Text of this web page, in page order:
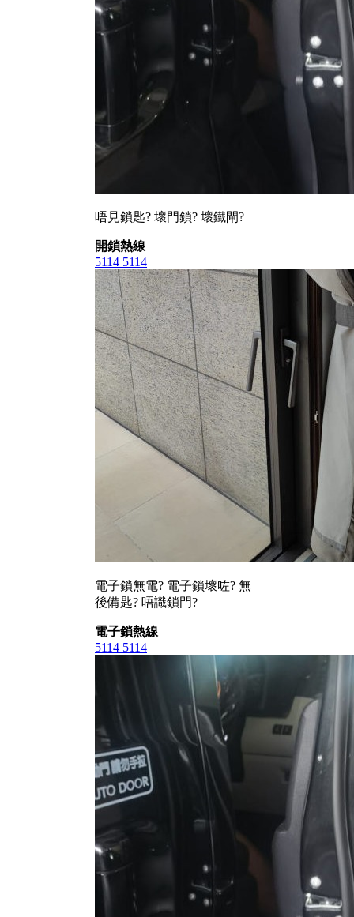
唔見鎖匙? 壞門鎖? 壞鐵閘?
開鎖熱線
5114 5114
電子鎖無電? 電子鎖壞咗? 無
後備匙? 唔識鎖門?
電子鎖熱線
5114 5114